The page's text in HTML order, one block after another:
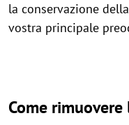
la conservazione
vostra principale
Come